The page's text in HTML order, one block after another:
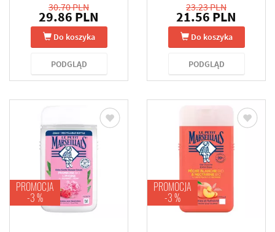
30.70 PLN
29.86 PLN
Do koszyka
PODGLĄD
23.23 PLN
21.56 PLN
Do koszyka
PODGLĄD
PROMOCJA
-3 %
PROMOCJA
-3 %